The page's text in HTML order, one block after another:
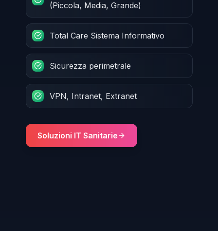
(Piccola, Media, Grande)
Total Care Sistema Informativo
Sicurezza perimetrale
VPN, Intranet, Extranet
Soluzioni IT Sanitarie